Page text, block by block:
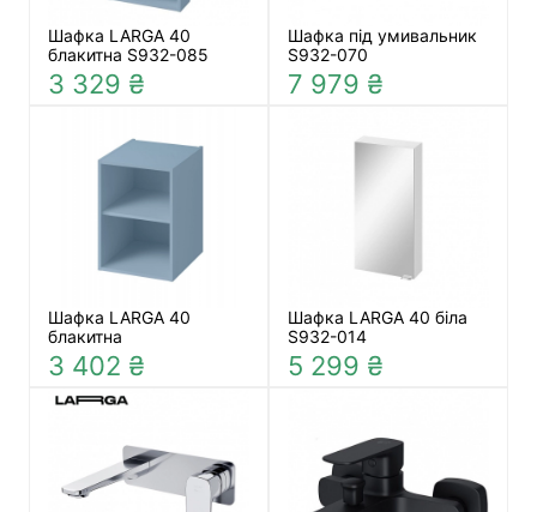
Шафка LARGA 40
блакитна S932-085
3 329 ₴
Шафка під умивальник
S932-070
7 979 ₴
Шафка LARGA 40
блакитна
3 402 ₴
Шафка LARGA 40 біла
S932-014
5 299 ₴